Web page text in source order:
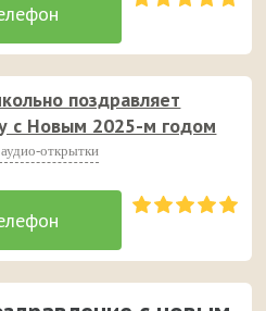
поздравляет
с Новым 2025-м годом
открытки